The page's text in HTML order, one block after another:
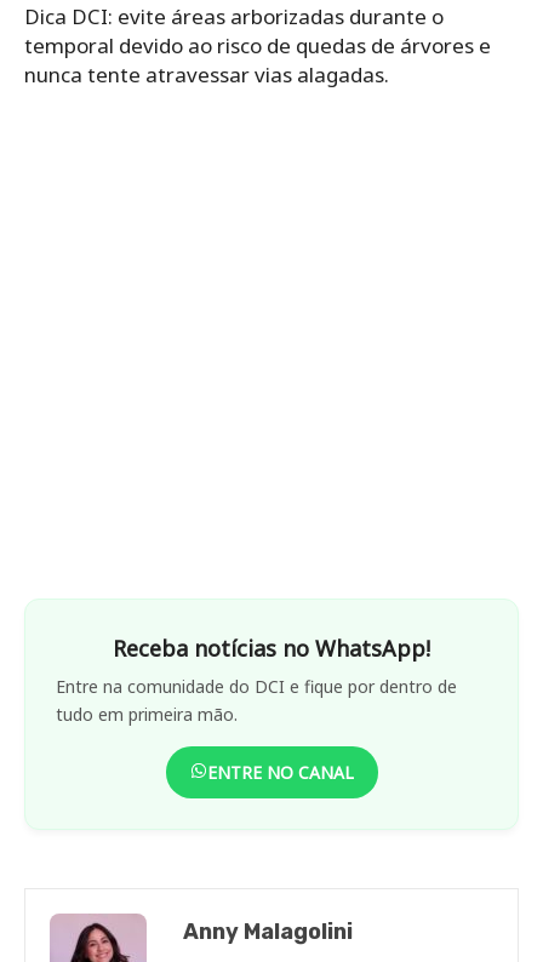
Dica DCI: evite áreas arborizadas durante o
temporal devido ao risco de quedas de árvores e
nunca tente atravessar vias alagadas.
Receba notícias no WhatsApp!
Entre na comunidade do DCI e fique por dentro de
tudo em primeira mão.
ENTRE NO CANAL
Anny Malagolini